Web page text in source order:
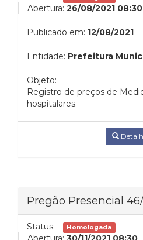
Abertura: 26/08/2021 08:30
Publicado em: 12/08/2021
Entidade: Prefeitura
Objeto:
Registro de preços de
hospitalares.
Pregão Presencial 46/
Status: Homologada